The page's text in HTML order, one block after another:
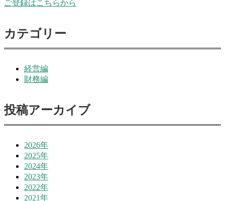
ご登録はこちらから
カテゴリー
経営編
財務編
投稿アーカイブ
2026年
2025年
2024年
2023年
2022年
2021年